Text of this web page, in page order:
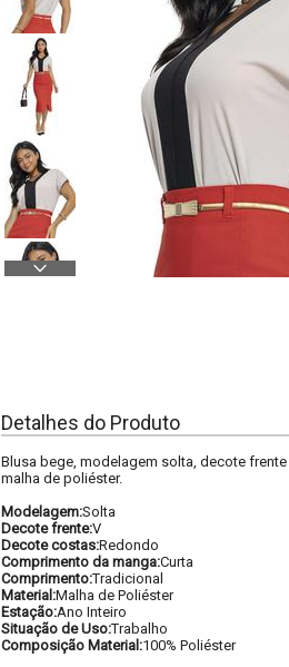
Detalhes do Produto
Blusa bege, modelagem solta, decote
malha de poliéster.
Modelagem:Solta
Decote frente:V
Decote costas:Redondo
Comprimento da manga:Curta
Comprimento:Tradicional
Material:Malha de Poliéster
Estação:Ano Inteiro
Situação de Uso:Trabalho
Composição Material:100% Poliéster